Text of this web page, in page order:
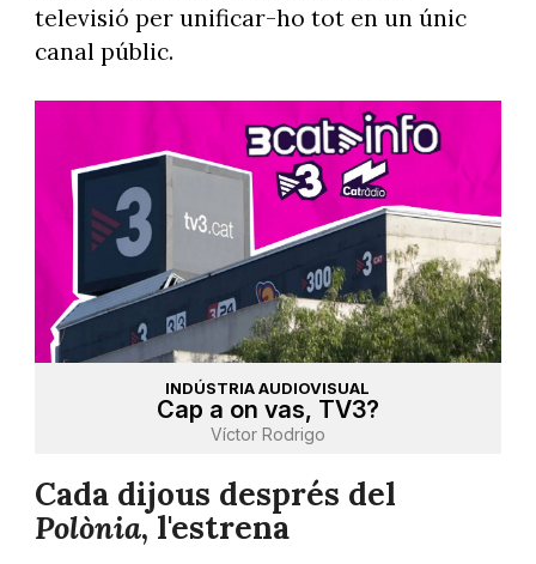
televisió per unificar-ho tot en un únic
canal públic.
INDÚSTRIA AUDIOVISUAL
Cap a on vas, TV3?
Víctor Rodrigo
Cada dijous després del
Polònia, l'estrena